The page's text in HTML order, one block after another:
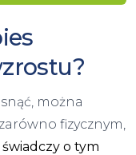
można
fizycznym,
o tym